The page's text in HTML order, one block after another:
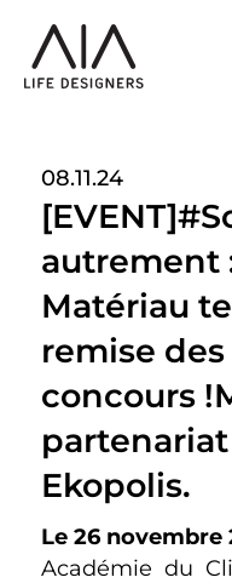
08.11.24
autrement
Matériau
remise
concours
Ekopolis.
Le 26 novembre
Académie du